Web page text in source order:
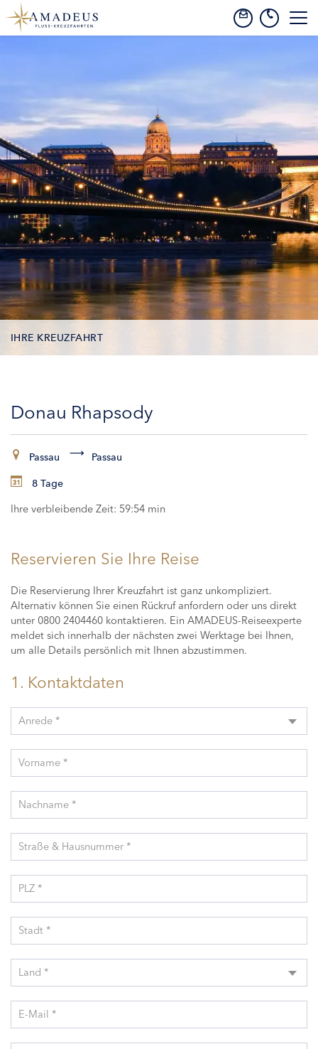
IHRE KREUZFAHRT
KABINEN
Donau Rhapsody
Passau Passau
8 Tage
Ihre verbleibende Zeit: 59:54 min
Reservieren Sie Ihre Reise
Die Reservierung Ihrer Kreuzfahrt ist ganz unkompliziert.
Alternativ können Sie einen Rückruf anfordern oder uns direkt
unter 0800 2404460 kontaktieren. Ein AMADEUS-Reiseexperte
meldet sich innerhalb der nächsten zwei Werktage bei Ihnen,
um alle Details persönlich mit Ihnen abzustimmen.
1. Kontaktdaten
Anrede *
Vorname *
Nachname *
Straße & Hausnummer *
PLZ *
Stadt *
Land *
E-Mail *